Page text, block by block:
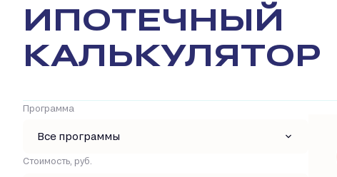
ИПОТЕЧНЫЙ
КАЛЬКУЛЯТОР
Программа
Все программы
Стоимость, руб.